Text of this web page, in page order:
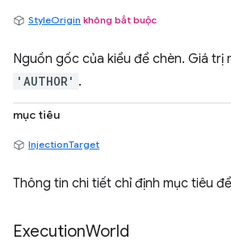
StyleOrigin không bắt buộc
Nguồn gốc của kiểu để chèn. Giá trị
'AUTHOR' .
mục tiêu
InjectionTarget
Thông tin chi tiết chỉ định mục tiêu
ExecutionWorld